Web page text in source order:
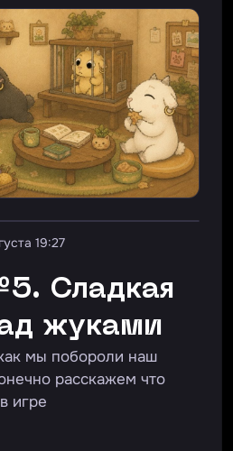
19:27
жуками
мы побороли наш
расскажем что
игре